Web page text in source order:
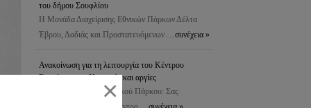
του δήμου Σουφλίου
Η Μονάδα Διαχείρισης Εθνικών Πάρκων Δέλτα
Έβρου, Δαδιάς και Προστατευόμενων …συνέχεια »
Ανακοίνωση για τη λειτουργία του Κέντρου
Ενημέρωσης – Κυριακές και αργίες
Αγαπητοί φίλοι του Εθνικού Πάρκου: Σας
×